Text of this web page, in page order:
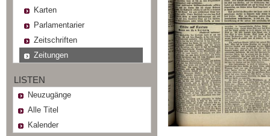
Karten
Parlamentarier
Zeitschriften
Zeitungen
LISTEN
Neuzugänge
Alle Titel
Kalender